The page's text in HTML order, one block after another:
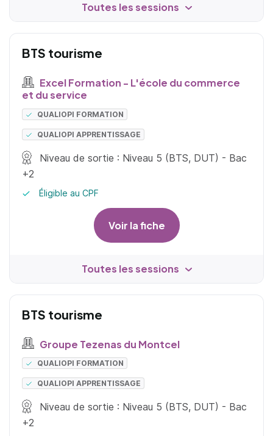
Toutes les sessions
BTS tourisme
Excel Formation - L'école du commerce
et du service
QUALIOPI FORMATION
QUALIOPI APPRENTISSAGE
Niveau de sortie : Niveau 5 (BTS, DUT) - Bac
+2
Éligible au CPF
Voir la fiche
Toutes les sessions
BTS tourisme
Groupe Tezenas du Montcel
QUALIOPI FORMATION
QUALIOPI APPRENTISSAGE
Niveau de sortie : Niveau 5 (BTS, DUT) - Bac
+2